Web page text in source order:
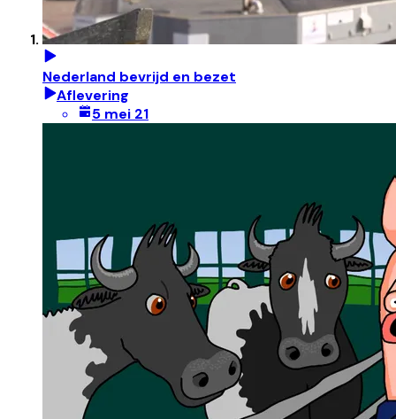
Nederland bevrijd en bezet
Aflevering
5 mei 21